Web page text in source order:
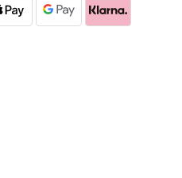
in jeder Hinsicht übertroffen
alle, die in den kalten
Wärme und höchstem Komfort
Qualität der Bettwäsche
warm und sorgt dafür, dass
Nächten gemütlich einkuscheln
Körperwärme zuverlässig, ohne